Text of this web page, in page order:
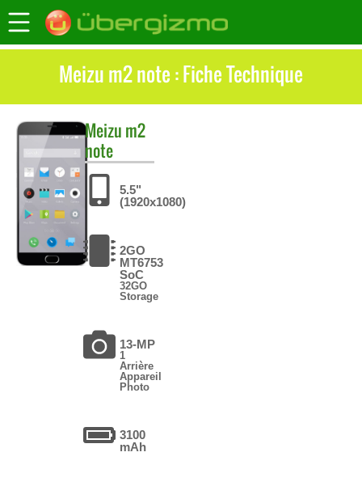
Meizu m2 note : Fiche Technique
Meizu m2
note
5.5"
(1920x1080)
2GO
MT6753
SoC
32GO
Storage
13-MP
1
Arrière
Appareil
Photo
3100
mAh